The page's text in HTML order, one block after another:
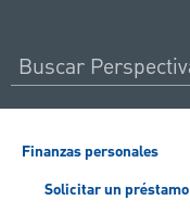
Finanzas personales
Solicitar un préstamo